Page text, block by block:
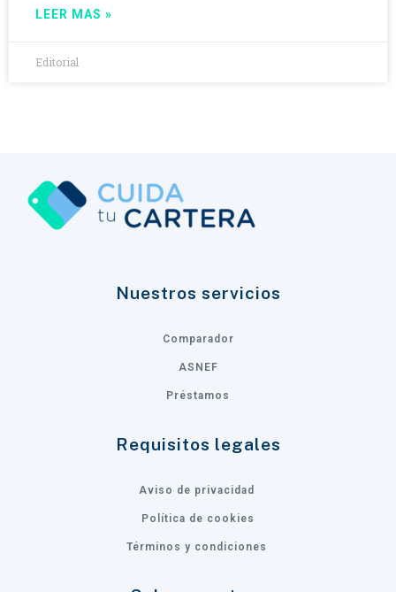
LEER MAS »
Editorial
Nuestros servicios
Comparador
ASNEF
Préstamos
Requisitos legales
Aviso de privacidad
Política de cookies
Términos y condiciones